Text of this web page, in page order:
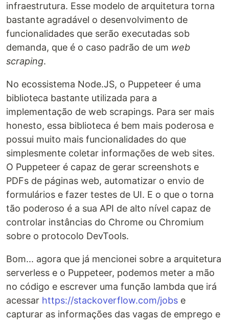
infraestrutura. Esse modelo de arquitetura torna
bastante agradável o desenvolvimento de
funcionalidades que serão executadas sob
demanda, que é o caso padrão de um web
scraping.
No ecossistema Node.JS, o Puppeteer é uma
biblioteca bastante utilizada para a
implementação de web scrapings. Para ser mais
honesto, essa biblioteca é bem mais poderosa e
possui muito mais funcionalidades do que
simplesmente coletar informações de web sites.
O Puppeteer é capaz de gerar screenshots e
PDFs de páginas web, automatizar o envio de
formulários e fazer testes de UI. E o que o torna
tão poderoso é a sua API de alto nível capaz de
controlar instâncias do Chrome ou Chromium
sobre o protocolo DevTools.
Bom... agora que já mencionei sobre a arquitetura
serverless e o Puppeteer, podemos meter a mão
no código e escrever uma função lambda que irá
acessar https://stackoverflow.com/jobs e
capturar as informações das vagas de emprego e